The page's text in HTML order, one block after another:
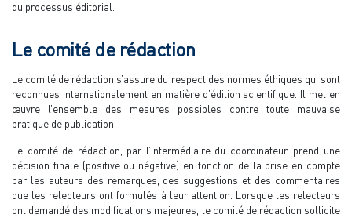
du processus éditorial.
Le comité de rédaction
Le comité de rédaction s’assure du respect des normes éthiques qui sont
reconnues internationalement en matière d’édition scientifique. Il met en
œuvre l’ensemble des mesures possibles contre toute mauvaise
pratique de publication.
Le comité de rédaction, par l’intermédiaire du coordinateur, prend une
décision finale (positive ou négative) en fonction de la prise en compte
par les auteurs des remarques, des suggestions et des commentaires
que les relecteurs ont formulés à leur attention. Lorsque les relecteurs
ont demandé des modifications majeures, le comité de rédaction sollicite